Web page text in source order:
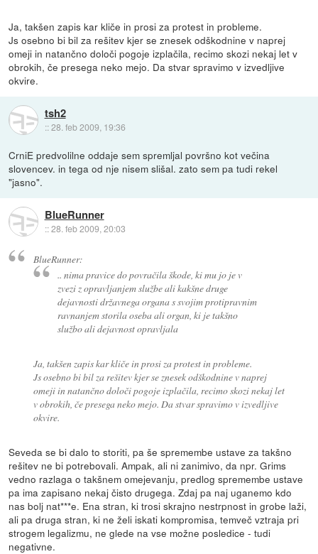
Ja, takšen zapis kar kliče in prosi za protest in probleme.
Js osebno bi bil za rešitev kjer se znesek odškodnine v naprej
omeji in natančno določi pogoje izplačila, recimo skozi nekaj let v
obrokih, če presega neko mejo. Da stvar spravimo v izvedljive
okvire.
tsh2
::28. feb 2009, 19:36
CrniE predvolilne oddaje sem spremljal površno kot večina
slovencev. in tega od nje nisem slišal. zato sem pa tudi rekel
"jasno".
BlueRunner
::28. feb 2009, 20:03
BlueRunner:
.. nima pravice do povračila škode, ki mu jo je v
zvezi z opravljanjem službe ali kakšne druge
dejavnosti državnega organa s svojim protipravnim
ravnanjem storila oseba ali organ, ki je takšno
službo ali dejavnost opravljala
Ja, takšen zapis kar kliče in prosi za protest in probleme.
Js osebno bi bil za rešitev kjer se znesek odškodnine v naprej
omeji in natančno določi pogoje izplačila, recimo skozi nekaj let
v obrokih, če presega neko mejo. Da stvar spravimo v izvedljive
okvire.
Seveda se bi dalo to storiti, pa še spremembe ustave za takšno
rešitev ne bi potrebovali. Ampak, ali ni zanimivo, da npr. Grims
vedno razlaga o takšnem omejevanju, predlog spremembe ustave
pa ima zapisano nekaj čisto drugega. Zdaj pa naj uganemo kdo
nas bolj nat***e. Ena stran, ki trosi skrajno nestrpnost in grobe laži,
ali pa druga stran, ki ne želi iskati kompromisa, temveč vztraja pri
strogem legalizmu, ne glede na vse možne posledice - tudi
negativne.